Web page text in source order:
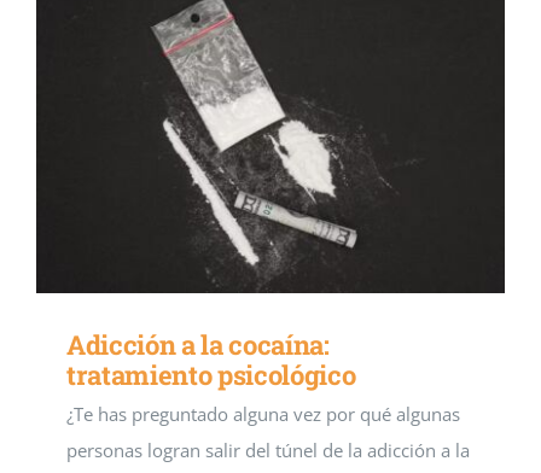
Adicción a la cocaína:
tratamiento psicológico
¿Te has preguntado alguna vez por qué algunas
personas logran salir del túnel de la adicción a la